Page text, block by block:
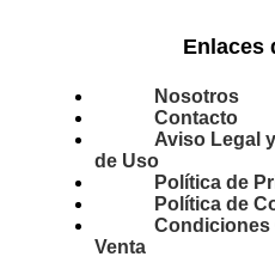
Enlaces
Nosotros
Contacto
Aviso Legal
de Uso
Política de
Política de
Condiciones
Venta